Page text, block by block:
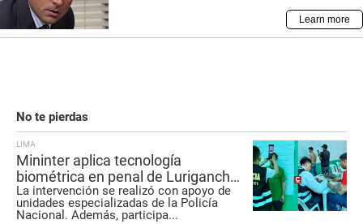
No te pierdas
LIMA
Mininter aplica tecnología
biométrica en penal de Lurigancho
para identificar internos extranjeros
La intervención se realizó con apoyo de
unidades especializadas de la Policía
Nacional. Además, participa...